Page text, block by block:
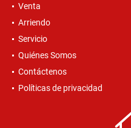
Venta
Arriendo
Servicio
Quiénes Somos
Contáctenos
Políticas de privacidad